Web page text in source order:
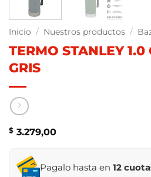
Inicio / Nuestros productos /
TERMO STANLEY 1.0
GRIS
$ 3.279,00
Pagalo hasta en 12